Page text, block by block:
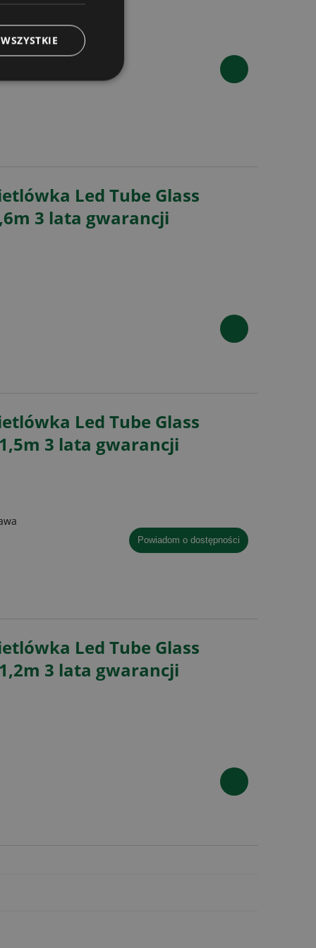
Led Tube Glass
3 lata gwarancji
Led Tube Glass
3 lata gwarancji
powiadom o dostępności
Led Tube Glass
3 lata gwarancji